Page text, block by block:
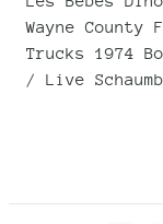
Wayne County
Trucks 1974
/ Live